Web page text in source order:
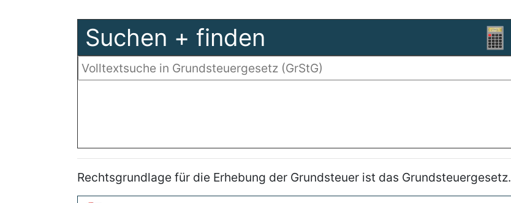
Suchen + finden
Rechtsgrundlage für die Erhebung der Grundsteuer ist das Grundsteuergesetz.